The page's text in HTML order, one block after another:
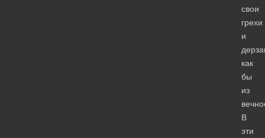
свои
грехи
и
как
бы
из
В
эти